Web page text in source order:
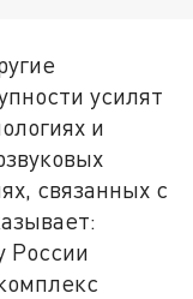
усилят
и
связанных с
России